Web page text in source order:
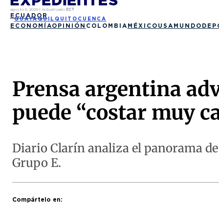
agosto 9, 2026| Actualizado ECT
ECUADOR
GUAYAQUIL QUITO CUENCA
ECONOMÍAOPINIÓN COLOMBIA MÉXICO USA MUNDO
Prensa argentina
puede “costar muy
Diario Clarín analiza el panorama
Grupo E.
Compártelo en: